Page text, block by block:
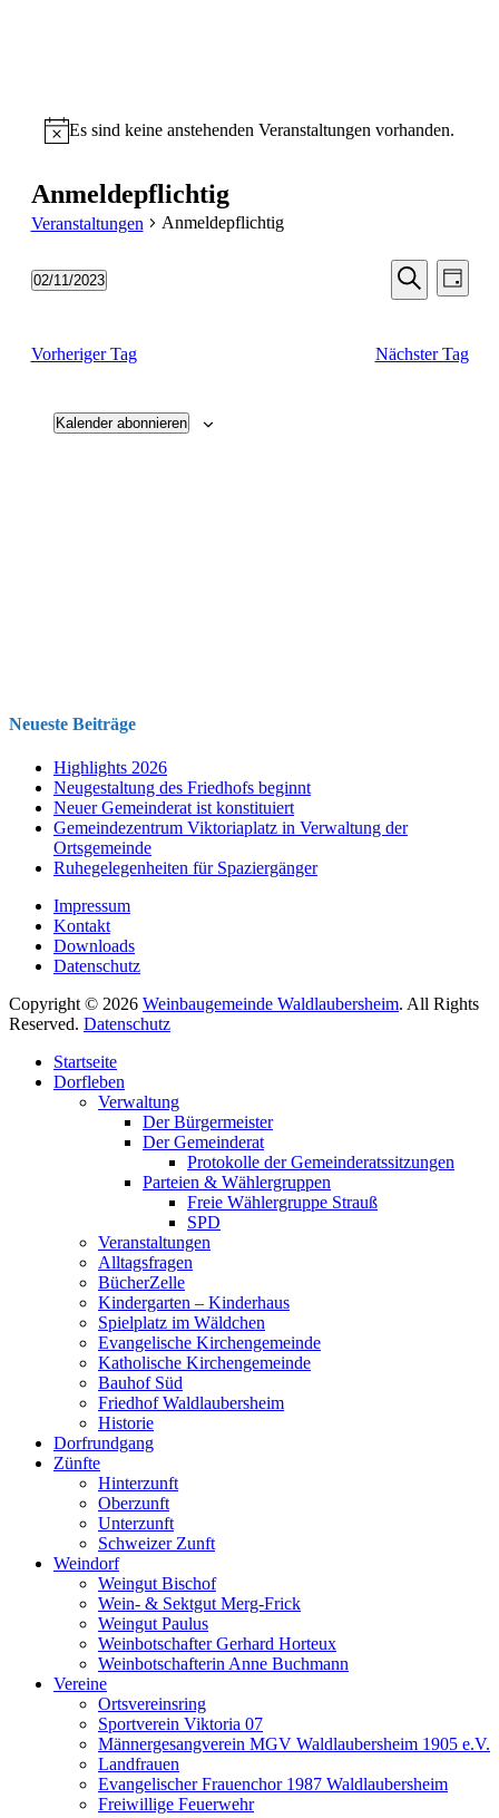
Hinweis
Es sind keine anstehenden Veranstaltungen vorhanden.
Anmeldepflichtig
Veranstaltungen Anmeldepflichtig
Suche
Suche
Tag
02/11/2023
Vorheriger Tag
Nächster Tag
Kalender abonnieren
Neueste Beiträge
Highlights 2026
Neugestaltung des Friedhofs beginnt
Neuer Gemeinderat ist konstituiert
Gemeindezentrum Viktoriaplatz in Verwaltung der
Ortsgemeinde
Ruhegelegenheiten für Spaziergänger
Impressum
Kontakt
Downloads
Datenschutz
Copyright © 2026 Weinbaugemeinde Waldlaubersheim. All Rights
Reserved. Datenschutz
oben
scrollen
Startseite
Dorfleben
Verwaltung
Der Bürgermeister
Der Gemeinderat
Protokolle der Gemeinderatssitzungen
Parteien & Wählergruppen
Freie Wählergruppe Strauß
SPD
Veranstaltungen
Alltagsfragen
BücherZelle
Kindergarten – Kinderhaus
Spielplatz im Wäldchen
Evangelische Kirchengemeinde
Katholische Kirchengemeinde
Bauhof Süd
Friedhof Waldlaubersheim
Historie
Dorfrundgang
Zünfte
Hinterzunft
Oberzunft
Unterzunft
Schweizer Zunft
Weindorf
Weingut Bischof
Wein- & Sektgut Merg-Frick
Weingut Paulus
Weinbotschafter Gerhard Horteux
Weinbotschafterin Anne Buchmann
Vereine
Ortsvereinsring
Sportverein Viktoria 07
Männergesangverein MGV Waldlaubersheim 1905 e.V.
Landfrauen
Evangelischer Frauenchor 1987 Waldlaubersheim
Freiwillige Feuerwehr